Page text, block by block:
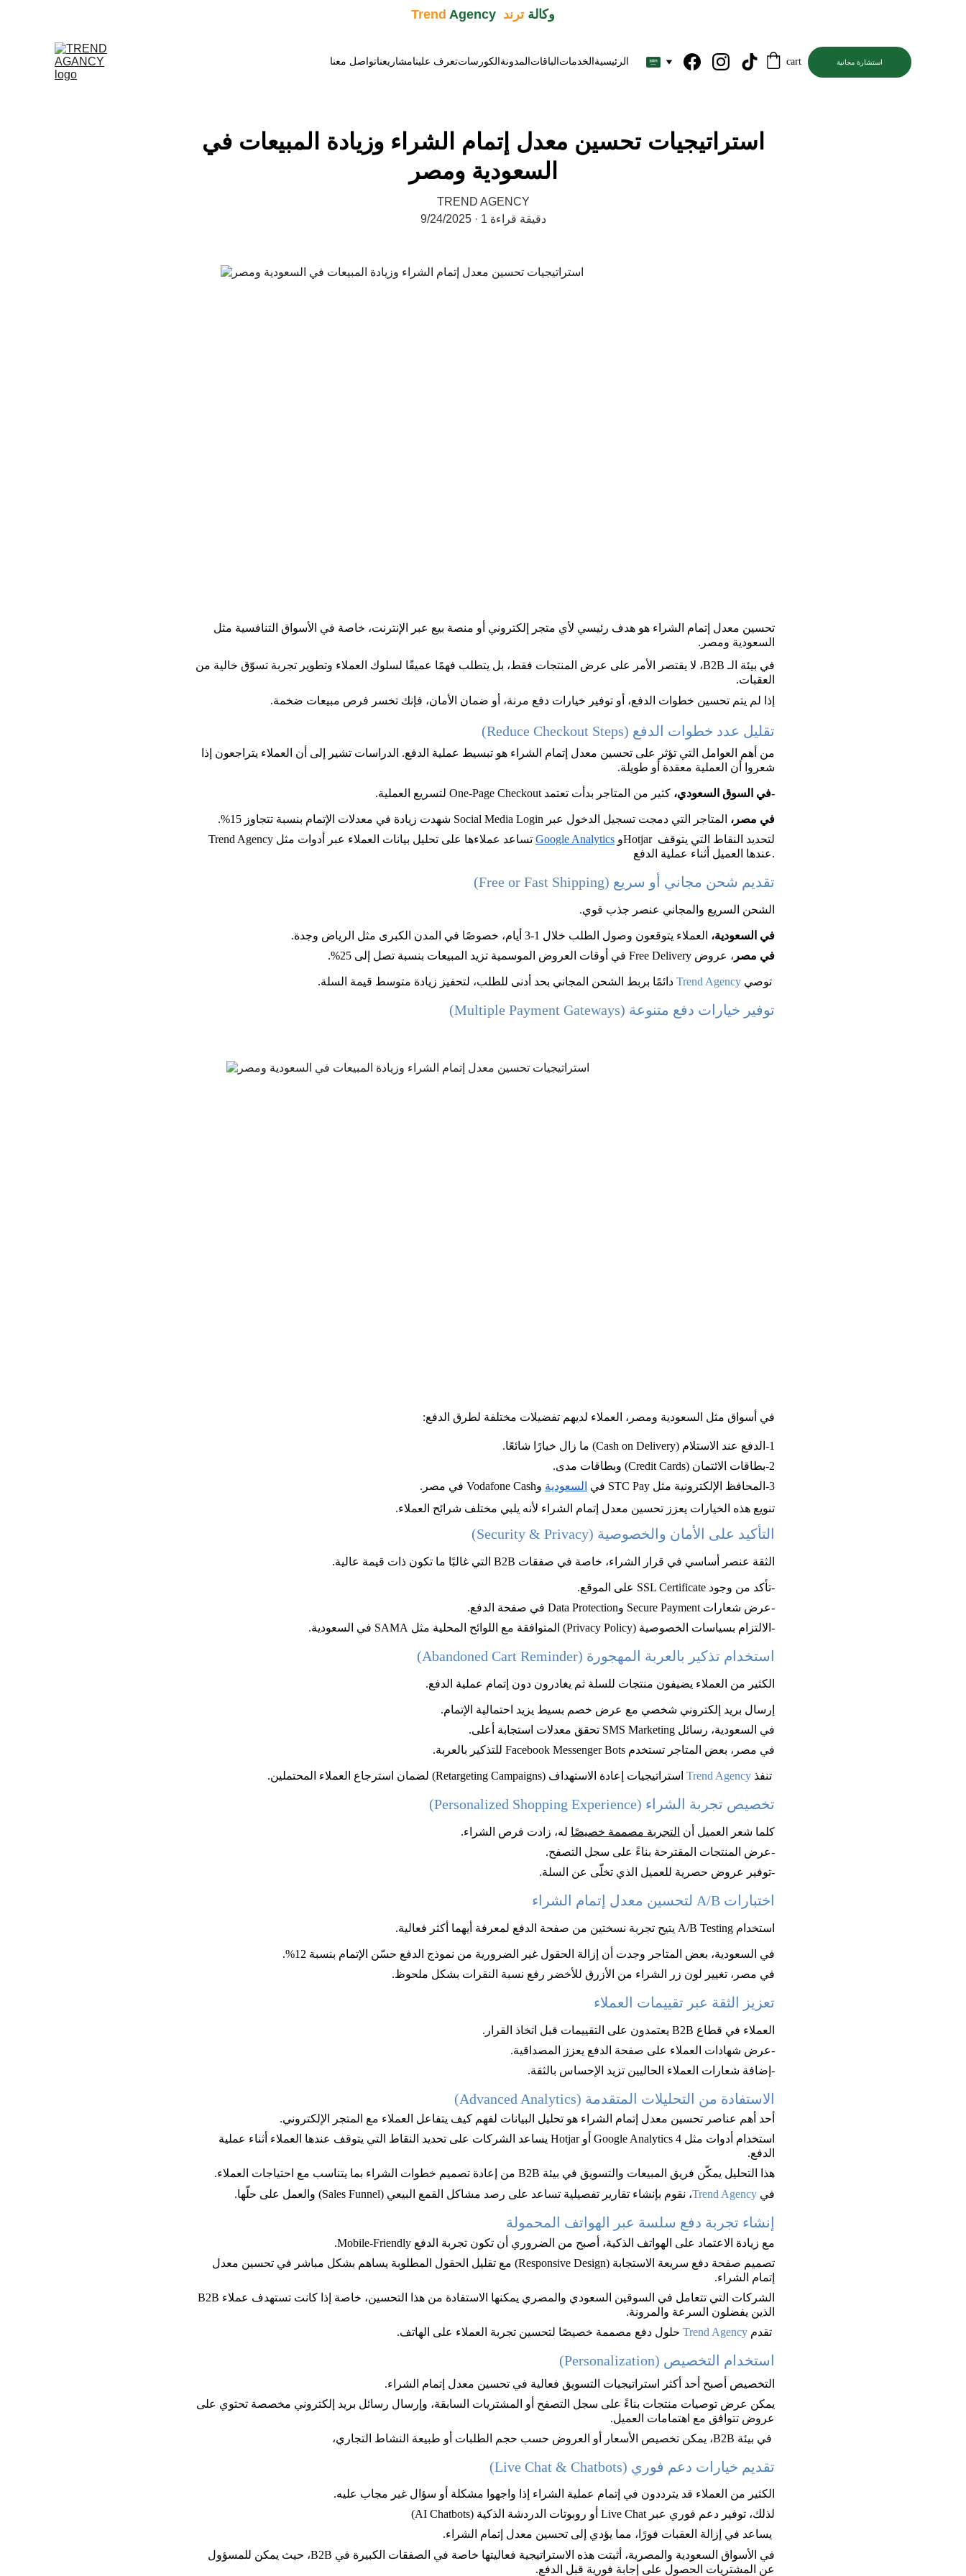
وكالة ترند  Trend Agency
تواصل معنامشاريعناتعرف عليناالكورسات المدونة الباقات الخدمات الرئيسية cart استشارة مجانية
استراتيجيات تحسين معدل إتمام الشراء وزيادة المبيعات في
السعودية ومصر
TREND AGENCY
9/24/2025
1 دقيقة قراءة
تحسين معدل إتمام الشراء هو هدف رئيسي لأي متجر إلكتروني أو منصة بيع عبر الإنترنت، خاصة في الأسواق التنافسية مثل
السعودية ومصر.
في بيئة الـ B2B، لا يقتصر الأمر على عرض المنتجات فقط، بل يتطلب فهمًا عميقًا لسلوك العملاء وتطوير تجربة تسوّق خالية من
العقبات.
إذا لم يتم تحسين خطوات الدفع، أو توفير خيارات دفع مرنة، أو ضمان الأمان، فإنك تخسر فرص مبيعات ضخمة.
تقليل عدد خطوات الدفع (Reduce Checkout Steps)
من أهم العوامل التي تؤثر على تحسين معدل إتمام الشراء هو تبسيط عملية الدفع. الدراسات تشير إلى أن العملاء يتراجعون إذا
شعروا أن العملية معقدة أو طويلة.
-في السوق السعودي، كثير من المتاجر بدأت تعتمد One-Page Checkout لتسريع العملية.
في مصر، المتاجر التي دمجت تسجيل الدخول عبر Social Media Login شهدت زيادة في معدلات الإتمام بنسبة تتجاوز 15%.
Trend Agency تساعد عملاءها على تحليل بيانات العملاء عبر أدوات مثل Google Analytics
عندها العميل أثناء عملية الدفع.
تقديم شحن مجاني أو سريع (Free or Fast Shipping)
الشحن السريع والمجاني عنصر جذب قوي.
في السعودية، العملاء يتوقعون وصول الطلب خلال 1-3 أيام، خصوصًا في المدن الكبرى مثل الرياض وجدة.
في مصر ، عروض Free Delivery في أوقات العروض الموسمية تزيد المبيعات بنسبة تصل إلى 25%.
Trend Agency دائمًا بربط الشحن المجاني بحد أدنى للطلب، لتحفيز زيادة متوسط قيمة السلة.
توفير خيارات دفع متنوعة (Multiple Payment Gateways)
في أسواق مثل السعودية ومصر، العملاء لديهم تفضيلات مختلفة لطرق الدفع:
1-الدفع عند الاستلام (Cash on Delivery) ما زال خيارًا شائعًا.
2-بطاقات الائتمان (Credit Cards) وبطاقات مدى.
3-المحافظ الإلكترونية مثل STC Pay في
السعودية وVodafone Cash في مصر.
تنويع هذه الخيارات يعزز تحسين معدل إتمام الشراء لأنه يلبي مختلف شرائح العملاء.
التأكيد على الأمان والخصوصية (Security & Privacy)
الثقة عنصر أساسي في قرار الشراء، خاصة في صفقات B2B التي غالبًا ما تكون ذات قيمة عالية.
-تأكد من وجود SSL Certificate على الموقع.
-عرض شعارات Secure Payment وData Protection في صفحة الدفع.
-الالتزام بسياسات الخصوصية (Privacy Policy) المتوافقة مع اللوائح المحلية مثل SAMA في السعودية.
استخدام تذكير بالعربة المهجورة (Abandoned Cart Reminder)
الكثير من العملاء يضيفون منتجات للسلة ثم يغادرون دون إتمام عملية الدفع.
إرسال بريد إلكتروني شخصي مع عرض خصم بسيط يزيد احتمالية الإتمام.
في السعودية، رسائل SMS Marketing تحقق معدلات استجابة أعلى.
في مصر، بعض المتاجر تستخدم Facebook Messenger Bots للتذكير بالعربة.
Trend Agency استراتيجيات إعادة الاستهداف (Retargeting Campaigns) لضمان استرجاع العملاء المحتملين.
تخصيص تجربة الشراء (Personalized Shopping Experience)
كلما شعر العميل أن التجربة مصممة خصيصًا له، زادت فرص الشراء.
-عرض المنتجات المقترحة بناءً على سجل التصفح.
-توفير عروض حصرية للعميل الذي تخلّى عن السلة.
اختبارات A/B لتحسين معدل إتمام الشراء
استخدام A/B Testing يتيح تجربة نسختين من صفحة الدفع لمعرفة أيهما أكثر فعالية.
في السعودية، بعض المتاجر وجدت أن إزالة الحقول غير الضرورية من نموذج الدفع حسّن الإتمام بنسبة 12%.
في مصر، تغيير لون زر الشراء من الأزرق للأخضر رفع نسبة النقرات بشكل ملحوظ.
تعزيز الثقة عبر تقييمات العملاء
العملاء في قطاع B2B يعتمدون على التقييمات قبل اتخاذ القرار.
-عرض شهادات العملاء على صفحة الدفع يعزز المصداقية.
-إضافة شعارات العملاء الحاليين تزيد الإحساس بالثقة.
الاستفادة من التحليلات المتقدمة (Advanced Analytics)
أحد أهم عناصر تحسين معدل إتمام الشراء هو تحليل البيانات لفهم كيف يتفاعل العملاء مع المتجر الإلكتروني.
استخدام أدوات مثل Google Analytics 4 أو Hotjar يساعد الشركات على تحديد النقاط التي يتوقف عندها العملاء أثناء عملية
الدفع.
هذا التحليل يمكّن فريق المبيعات والتسويق في بيئة B2B من إعادة تصميم خطوات الشراء بما يتناسب مع احتياجات العملاء.
في Trend Agency، نقوم بإنشاء تقارير تفصيلية تساعد على رصد مشاكل القمع البيعي (Sales Funnel) والعمل على حلّها.
إنشاء تجربة دفع سلسة عبر الهواتف المحمولة
مع زيادة الاعتماد على الهواتف الذكية، أصبح من الضروري أن تكون تجربة الدفع Mobile-Friendly.
تصميم صفحة دفع سريعة الاستجابة (Responsive Design) مع تقليل الحقول المطلوبة يساهم بشكل مباشر في تحسين معدل
إتمام الشراء.
الذين يفضلون السرعة والمرونة.
Trend Agency حلول دفع مصممة خصيصًا لتحسين تجربة العملاء على الهاتف.
استخدام التخصيص (Personalization)
التخصيص أصبح أحد أكثر استراتيجيات التسويق فعالية في تحسين معدل إتمام الشراء.
يمكن عرض توصيات منتجات بناءً على سجل التصفح أو المشتريات السابقة، وإرسال رسائل بريد إلكتروني مخصصة تحتوي على
عروض تتوافق مع اهتمامات العميل.
تقديم خيارات دعم فوري (Live Chat & Chatbots)
الكثير من العملاء قد يترددون في إتمام عملية الشراء إذا واجهوا مشكلة أو سؤال غير مجاب عليه.
لذلك، توفير دعم فوري عبر Live Chat أو روبوتات الدردشة الذكية (AI Chatbots)
في الأسواق السعودية والمصرية، أثبتت هذه الاستراتيجية فعاليتها خاصة في الصفقات الكبيرة في B2B، حيث يمكن للمسؤول
عن المشتريات الحصول على إجابة فورية قبل الدفع.